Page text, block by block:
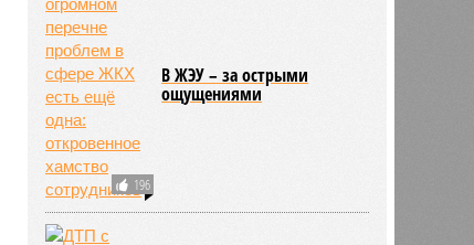
196
В ЖЭУ – за острыми
ощущениями